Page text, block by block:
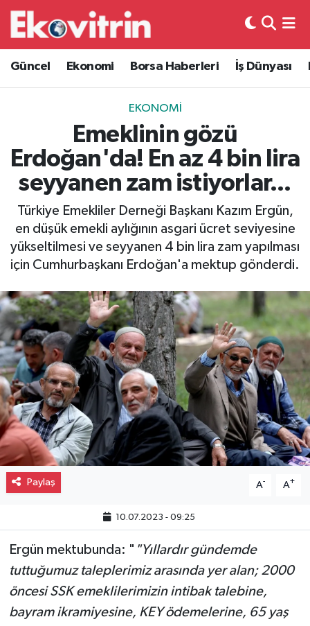
Güncel Ekonomi Borsa Haberleri İş Dünyası
EKONOMI
Emeklinin gözü
Erdoğan'da! En az 4 bin lira
seyyanen zam istiyorlar...
Türkiye Emekliler Derneği Başkanı Kazım Ergün,
en düşük emekli aylığının asgari ücret seviyesine
yükseltilmesi ve seyyanen 4 bin lira zam yapılması
için Cumhurbaşkanı Erdoğan'a mektup gönderdi.
Paylaş A- A+
10.07.2023 - 09:25
Ergün mektubunda: " "Yıllardır gündemde
tuttuğumuz taleplerimiz arasında yer alan; 2000
öncesi SSK emeklilerimizin intibak talebine,
bayram ikramiyesine, KEY ödemelerine, 65 yaş
Güncel
Ekonomi
Borsa Haberleri
İş Dünyası
Lojistik
Otovitrin
Asayiş
Magazin
Gayrimenkul
Spor
Eğitim
Hava Durumu
Trafik Durumu
Süper Lig Puan Durumu ve Fikstür
Tüm Manşetler
Son Dakika Haberleri
Haber Arşivi